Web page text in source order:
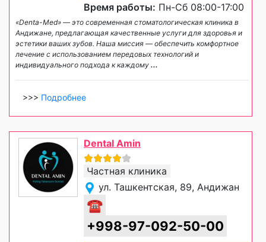
Время работы: Пн-Сб 08:00-17:00
«Denta-Med» — это современная стоматологическая клиника в
Андижане, предлагающая качественные услуги для здоровья и
эстетики ваших зубов. Наша миссия — обеспечить комфортное
лечение с использованием передовых технологий и
индивидуального подхода к каждому ...
>>> Подробнее
Dental Amin
Частная клиника
ул. Ташкентская, 89, Андижан
☎
+998-97-092-50-00